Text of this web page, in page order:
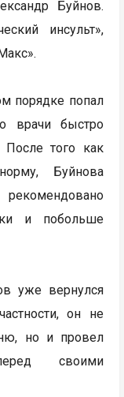
Буйнов.
инсульт»,
порядке попал
врачи быстро
После того как
Буйнова
и побольше
уже вернулся
он не
но и провел
своими